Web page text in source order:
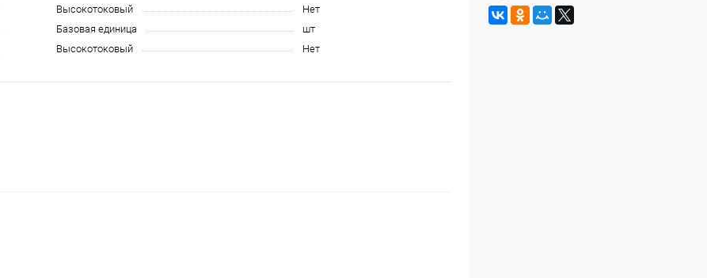
Высокотоковый
Нет
Базовая единица
шт
Высокотоковый
Нет